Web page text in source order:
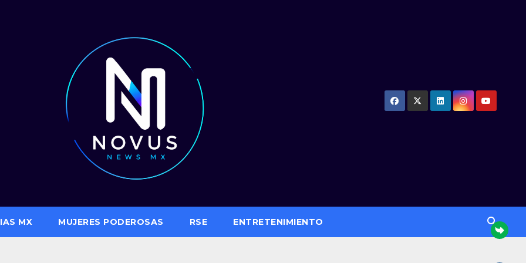
MX MUJERES PODEROSAS RSE ENTRETENIMIENTO